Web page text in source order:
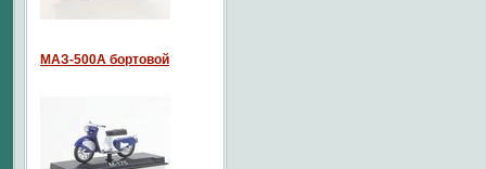
МАЗ-500А бортовой